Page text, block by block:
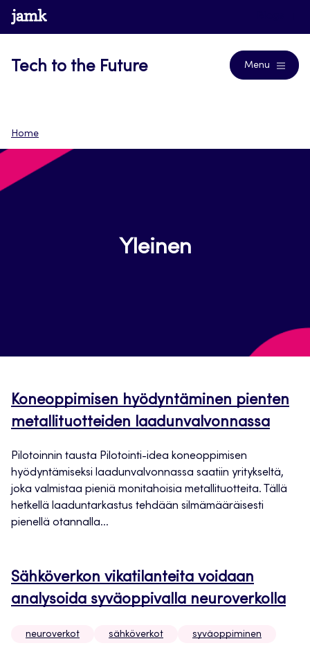
Siirry
suoraan
www.jamk.fi
Tech to the Future Menu
Home
Yleinen
Koneoppimisen hyödyntäminen pienten
metallituotteiden laadunvalvonnassa
Pilotoinnin tausta Pilotointi-idea koneoppimisen
hyödyntämiseksi laadunvalvonnassa saatiin yritykseltä,
joka valmistaa pieniä monitahoisia metallituotteita. Tällä
hetkellä laaduntarkastus tehdään silmämääräisesti
pienellä otannalla...
Sähköverkon vikatilanteita voidaan
analysoida syväoppivalla neuroverkolla
neuroverkot sähköverkot syväoppiminen